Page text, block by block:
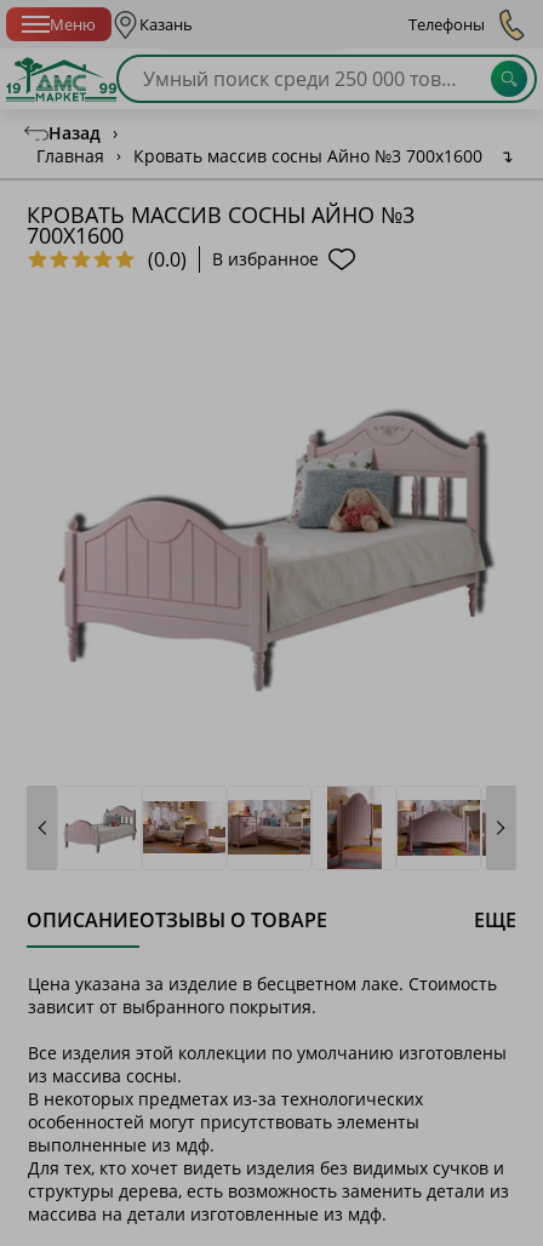
Меню Казань Телефоны
Назад ›
Главная
› Кровать массив сосны Айно №3 700х1600 ↴
КРОВАТЬ МАССИВ СОСНЫ АЙНО №3
700Х1600
(0.0) В избранное
ОПИСАНИЕОТЗЫВЫ О ТОВАРЕ ЕЩЕ
Цена указана за изделие в бесцветном лаке. Стоимость
зависит от выбранного покрытия.
Все изделия этой коллекции по умолчанию изготовлены
из массива сосны.
В некоторых предметах из-за технологических
особенностей могут присутствовать элементы
выполненные из мдф.
Для тех, кто хочет видеть изделия без видимых сучков и
структуры дерева, есть возможность заменить детали из
массива на детали изготовленные из мдф.